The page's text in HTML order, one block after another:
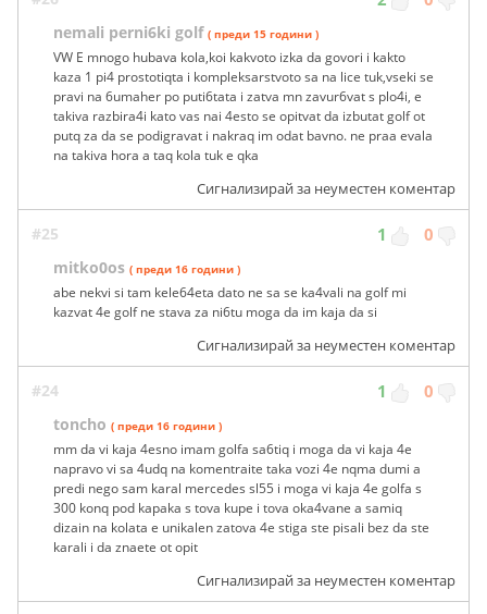
nemali perni6ki golf ( преди 15 години )
VW E mnogo hubava kola,koi kakvoto izka da govori i kakto
kaza 1 pi4 prostotiqta i kompleksarstvoto sa na lice tuk,vseki se
pravi na 6umaher po puti6tata i zatva mn zavur6vat s plo4i, e
takiva razbira4i kato vas nai 4esto se opitvat da izbutat golf ot
putq za da se podigravat i nakraq im odat bavno. ne praa evala
na takiva hora a taq kola tuk e qka
Сигнализирай за неуместен коментар
#25 1 0
mitko0os ( преди 16 години )
abe nekvi si tam kele64eta dato ne sa se ka4vali na golf mi
kazvat 4e golf ne stava za ni6tu moga da im kaja da si
Сигнализирай за неуместен коментар
#24 1 0
toncho ( преди 16 години )
mm da vi kaja 4esno imam golfa sa6tiq i moga da vi kaja 4e
napravo vi sa 4udq na komentraite taka vozi 4e nqma dumi a
predi nego sam karal mercedes sl55 i moga vi kaja 4e golfa s
300 konq pod kapaka s tova kupe i tova oka4vane a samiq
dizain na kolata e unikalen zatova 4e stiga ste pisali bez da ste
karali i da znaete ot opit
Сигнализирай за неуместен коментар